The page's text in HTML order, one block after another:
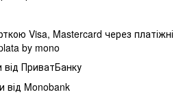
Visa, Mastercard через платіжні
by mono
ПриватБанку
від Monobank